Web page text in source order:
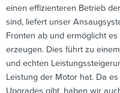
einen effizienteren Betrieb
sind, liefert unser
Fronten ab und ermöglicht
erzeugen. Dies führt zu
und echten
Leistung der Motor hat. Da